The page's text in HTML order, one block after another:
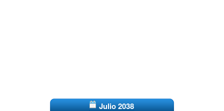
Julio 2038